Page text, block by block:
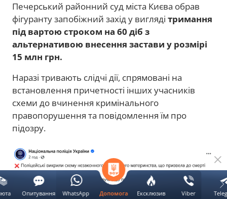
Печерський районний суд міста Києва обрав
фігуранту запобіжний захід у вигляді тримання
під вартою строком на 60 діб з
альтернативою внесення застави у розмірі
15 млн грн.
Наразі тривають слідчі дії, спрямовані на
встановлення причетності інших учасників
схеми до вчинення кримінального
правопорушення та повідомлення їм про
підозру.
Допомога Ексклюзив Viber
Опитування WhatsApp